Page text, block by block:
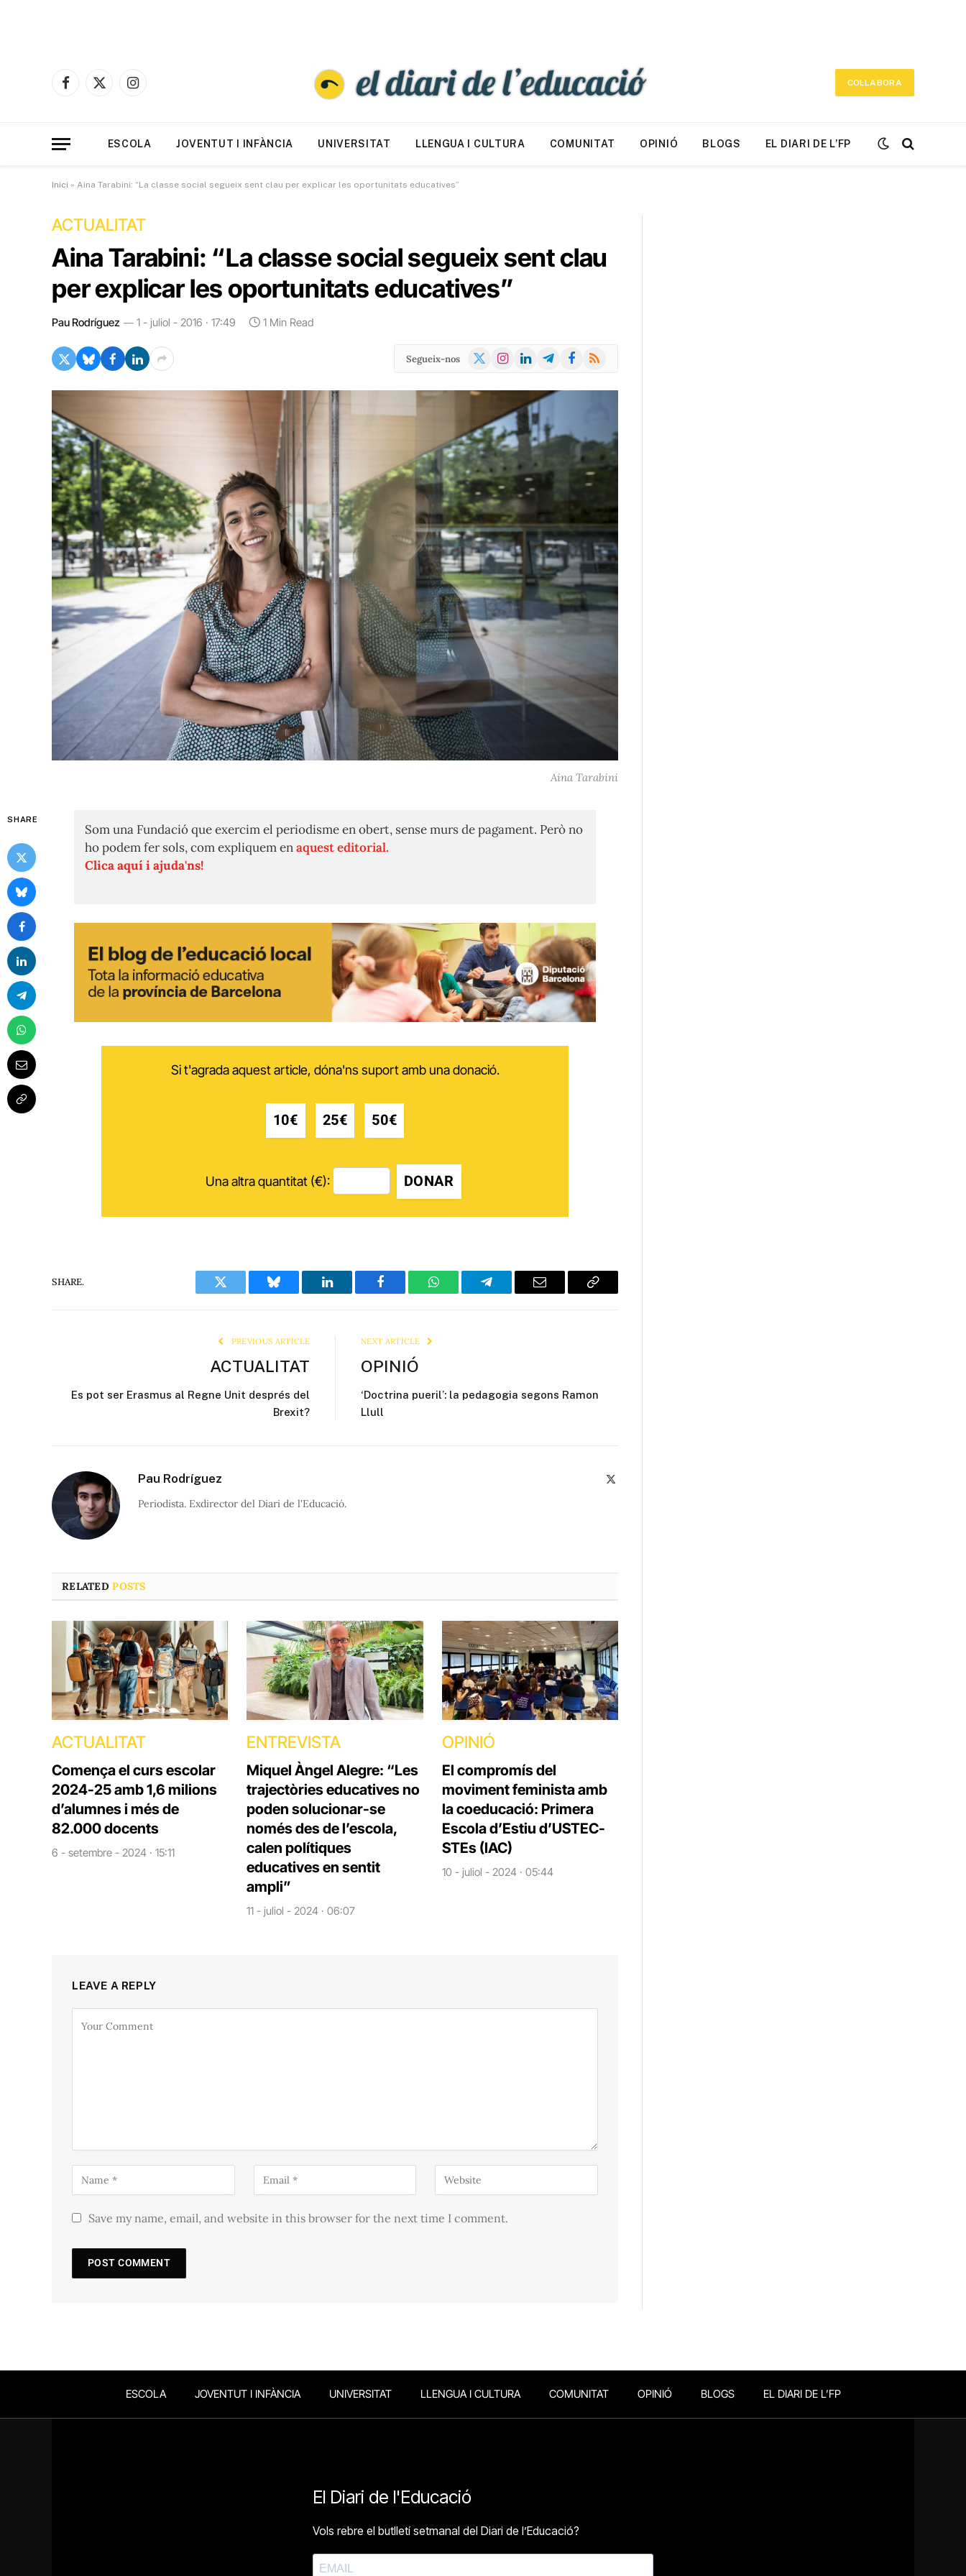
Facebook
X
Instagram
COL·LABORA
ESCOLA JOVENTUT I INFÀNCIA UNIVERSITAT LLENGUA I CULTURA COMUNITAT OPINIÓ BLOGS EL DIARI DE L’FP
Inici » Aina Tarabini: “La classe social segueix sent clau per explicar les oportunitats educatives”
ACTUALITAT
Aina Tarabini: “La classe social segueix sent clau
per explicar les oportunitats educatives”
Pau Rodríguez 1 - juliol - 2016 · 17:49 1 Min Read
Segueix-nos
X
Instagram
LinkedInTelegramFacebook
RSS
Aina Tarabini
SHARE
Som una Fundació que exercim el periodisme en obert, sense murs de pagament. Però no
ho podem fer sols, com expliquem enaquest editorial.
Clica aquí i ajuda'ns!
Si t'agrada aquest article, dóna'ns suport amb una donació.
10€ 25€ 50€
Una altra quantitat (€): DONAR
SHARE.
Twitter Bluesky LinkedIn Facebook WhatsAppTelegram Email
Copy
PREVIOUS ARTICLE
ACTUALITAT
Es pot ser Erasmus al Regne Unit després del
Brexit?
NEXT ARTICLE
OPINIÓ
‘Doctrina pueril’: la pedagogia segons Ramon
Llull
Pau Rodríguez
Periodista. Exdirector del Diari de l'Educació.
RELATEDPOSTS
ACTUALITAT
Comença el curs escolar
2024-25 amb 1,6 milions
d’alumnes i més de
82.000 docents
6 - setembre - 2024 · 15:11
ENTREVISTA
Miquel Àngel Alegre: “Les
trajectòries educatives no
poden solucionar-se
només des de l’escola,
calen polítiques
educatives en sentit
ampli”
11 - juliol - 2024 · 06:07
OPINIÓ
El compromís del
moviment feminista amb
la coeducació: Primera
Escola d’Estiu d’USTEC-
STEs (IAC)
10 - juliol - 2024 · 05:44
LEAVE A REPLY
Save my name, email, and website in this browser for the next time I comment.
ESCOLA JOVENTUT I INFÀNCIA UNIVERSITAT LLENGUA I CULTURA COMUNITAT OPINIÓ BLOGS EL DIARI DE L’FP